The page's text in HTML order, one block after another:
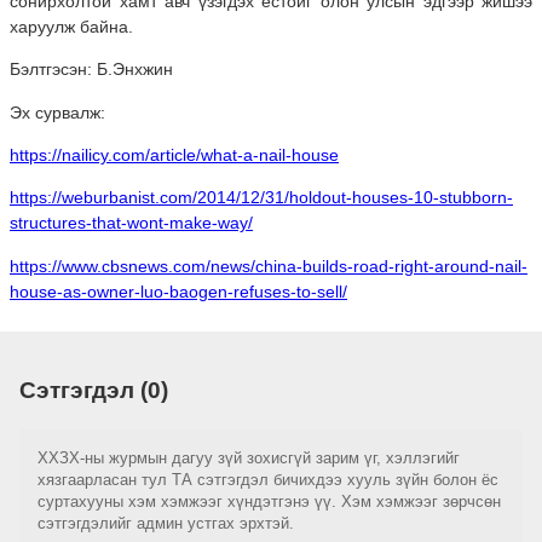
харуулж байна.
Бэлтгэсэн: Б.Энхжин
Эх сурвалж:
https://nailicy.com/article/what-a-nail-house
https://weburbanist.com/2014/12/31/holdout-houses-10-stubborn-
structures-that-wont-make-way/
https://www.cbsnews.com/news/china-builds-road-right-around-nail-
house-as-owner-luo-baogen-refuses-to-sell/
Сэтгэгдэл (0)
ХХЗХ-ны журмын дагуу зүй зохисгүй зарим үг, хэллэгийг
хязгаарласан тул ТА сэтгэгдэл бичихдээ хууль зүйн болон ёс
суртахууны хэм хэмжээг хүндэтгэнэ үү. Хэм хэмжээг зөрчсөн
сэтгэгдэлийг админ устгах эрхтэй.